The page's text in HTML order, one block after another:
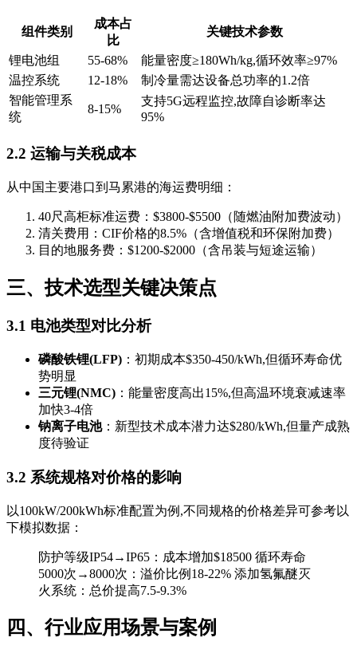
组件类别
成本占
比
关键技术参数
锂电池组 55-68%
能量密度≥180Wh/kg,循环效率≥97%
温控系统
12-18%
制冷量需达设备总功率的1.2倍
智能管理系
统
8-15%
支持5G远程监控,故障自诊断率达
95%
2.2 运输与关税成本
从中国主要港口到马累港的海运费明细：
40尺高柜标准运费：$3800-$5500（随燃油附加费波动）
清关费用：CIF价格的8.5%（含增值税和环保附加费）
目的地服务费：$1200-$2000（含吊装与短途运输）
三、技术选型关键决策点
3.1 电池类型对比分析
磷酸铁锂(LFP) ：初期成本$350-450/kWh,但循环寿命优
势明显
三元锂(NMC) ：能量密度高出15%,但高温环境衰减速率
加快3-4倍
钠离子电池：新型技术成本潜力达$280/kWh,但量产成熟
度待验证
3.2 系统规格对价格的影响
以100kW/200kWh标准配置为例,不同规格的价格差异可参考以
下模拟数据：
防护等级IP54→IP65：成本增加$18500 循环寿命
5000次→8000次：溢价比例18-22% 添加氢氟醚灭
火系统：总价提高7.5-9.3%
四、行业应用场景与案例